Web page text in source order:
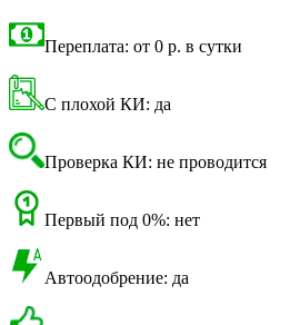
Переплата: от 0 р. в сутки
С плохой КИ: да
Проверка КИ: не проводится
Первый под 0%: нет
Автоодобрение: да